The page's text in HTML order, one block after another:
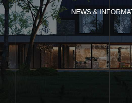
NEWS &